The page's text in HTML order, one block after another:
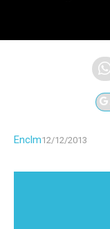
Enclm12/12/2013